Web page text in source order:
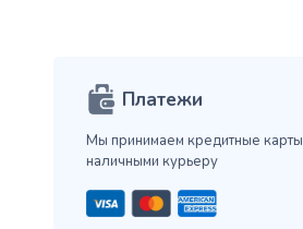
Платежи
Мы принимаем кредитные карты
наличными курьеру